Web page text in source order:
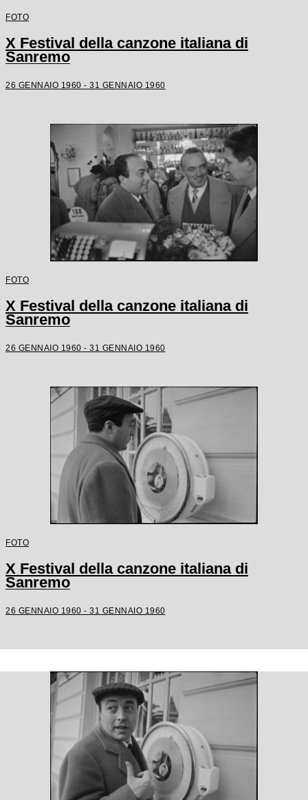
FOTO
X Festival della canzone italiana di
Sanremo
26 GENNAIO 1960 - 31 GENNAIO 1960
FOTO
X Festival della canzone italiana di
Sanremo
26 GENNAIO 1960 - 31 GENNAIO 1960
FOTO
X Festival della canzone italiana di
Sanremo
26 GENNAIO 1960 - 31 GENNAIO 1960